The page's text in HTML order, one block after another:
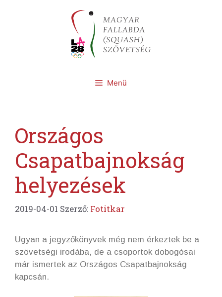
Menü
Országos
Csapatbajnokság
helyezések
2019-04-01 Szerző: Fotitkar
Ugyan a jegyzőkönyvek még nem érkeztek be a
szövetségi irodába, de a csoportok dobogósai
már ismertek az Országos Csapatbajnokság
kapcsán.